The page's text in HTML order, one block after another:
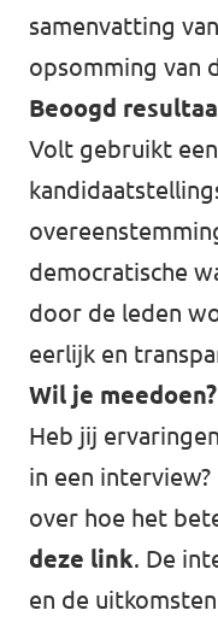
samenvatting
opsomming van
Beoogd
Volt gebruikt
democratische
door de leden
eerlijk en
Wil je meedoen?
Heb jij
in een
over hoe het
deze link. De
en de